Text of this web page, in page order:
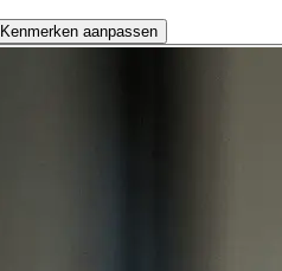
Kenmerken aanpassen